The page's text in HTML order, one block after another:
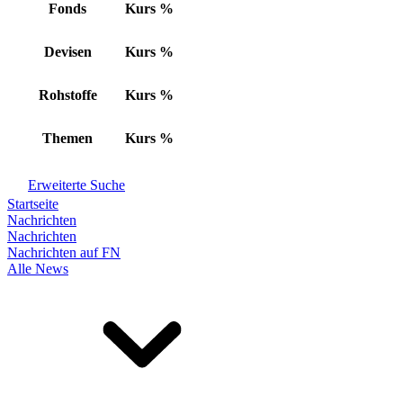
Fonds Kurs %
Devisen Kurs %
Rohstoffe Kurs %
Themen Kurs %
Erweiterte Suche
Startseite
Nachrichten
Nachrichten
Nachrichten auf FN
Alle News